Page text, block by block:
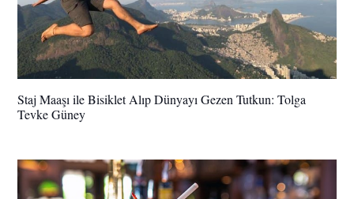
Staj Maaşı ile Bisiklet Alıp Dünyayı Gezen Tutkun: Tolga
Tevke Güney